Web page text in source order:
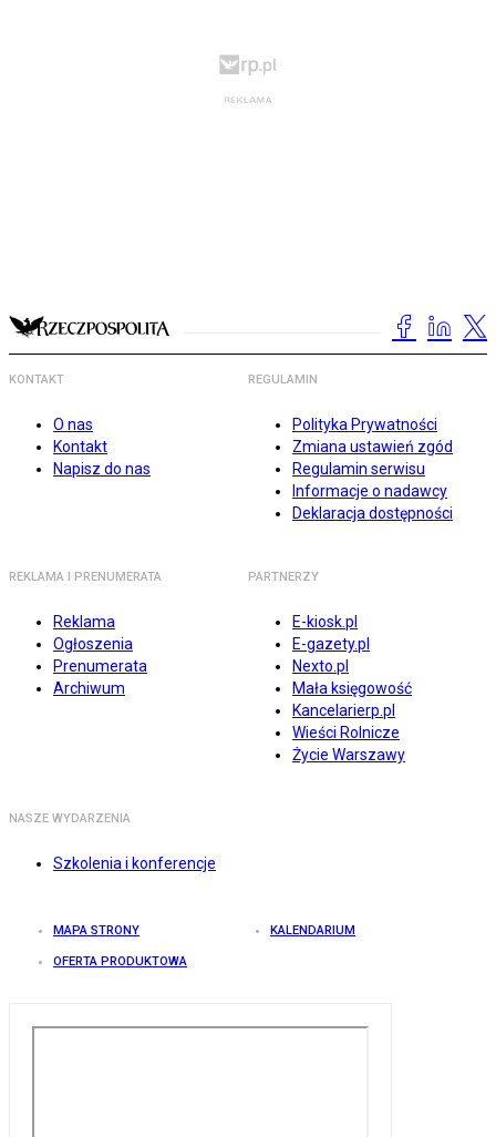
KONTAKT
O nas
Kontakt
Napisz do nas
REGULAMIN
Polityka Prywatności
Zmiana ustawień zgód
Regulamin serwisu
Informacje o nadawcy
Deklaracja dostępności
REKLAMA I PRENUMERATA
Reklama
Ogłoszenia
Prenumerata
Archiwum
PARTNERZY
E-kiosk.pl
E-gazety.pl
Nexto.pl
Mała księgowość
Kancelarierp.pl
Wieści Rolnicze
Życie Warszawy
NASZE WYDARZENIA
Szkolenia i konferencje
MAPA STRONY KALENDARIUM
OFERTA PRODUKTOWA